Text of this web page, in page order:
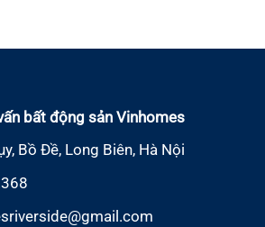
bất động sản Vinhomes
Bồ Đề, Long Biên, Hà Nội